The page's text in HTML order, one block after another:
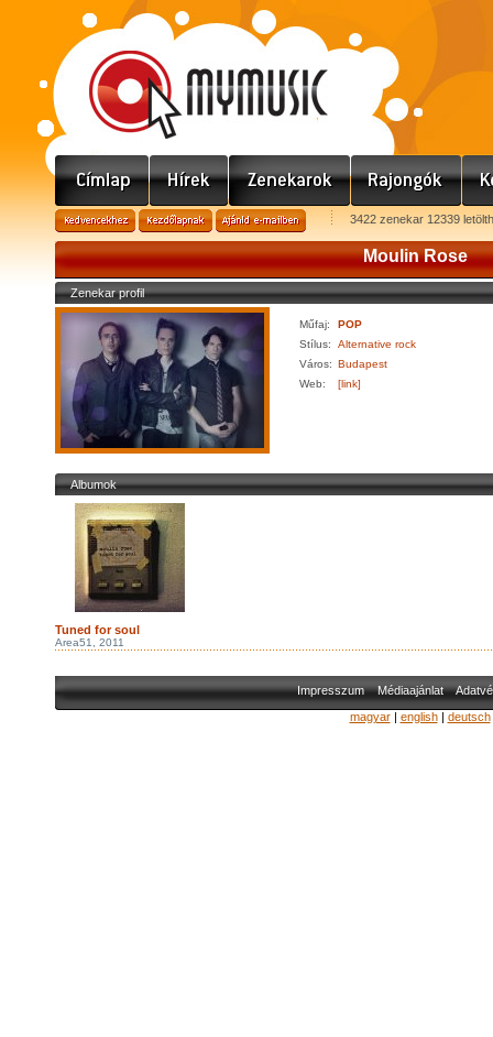
3422 zenekar 12339
Moulin Rose
Zenekar profil
Műfaj:
POP
Stílus:
Alternative rock
Város: Budapest
Web:
[link]
Albumok
Tuned for soul
Area51, 2011
Impresszum Médiaajánlat
magyar| english| deutsch